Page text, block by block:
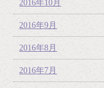
2016年10月
2016年9月
2016年8月
2016年7月